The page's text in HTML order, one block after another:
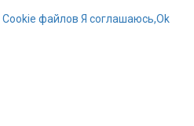
Сookie файлов Я соглашаюсь,Ok